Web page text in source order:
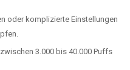
oder komplizierte Einstellungen
3.000 bis 40.000 Puffs